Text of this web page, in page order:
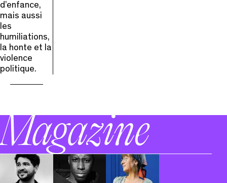
d’enfance,
mais aussi
les
humiliations,
la honte et la
violence
politique.
Magazine